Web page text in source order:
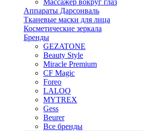
Массажер вокруг глаз
Аппараты Дарсонваль
Тканевые маски для лица
Косметические зеркала
Бренды
GEZATONE
Beauty Style
Miracle Premium
CF Magic
Foreo
LALOO
MYTREX
Gess
Beurer
Все бренды